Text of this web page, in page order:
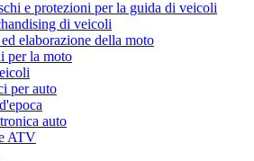
e protezioni per la guida di veicoli
di veicoli
elaborazione della moto
per la moto
per auto
auto
ATV